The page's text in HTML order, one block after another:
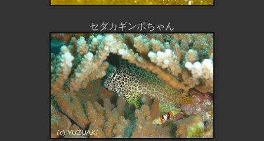
セダカギンポちゃん